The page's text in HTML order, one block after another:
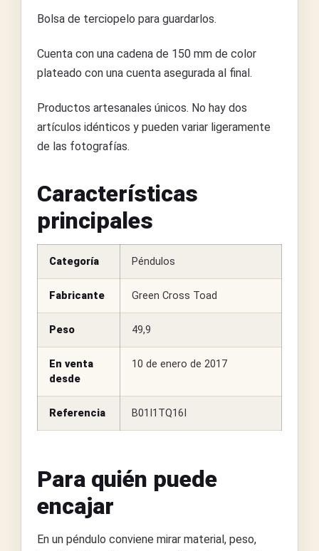
Bolsa de terciopelo para guardarlos.
Cuenta con una cadena de 150 mm de color
plateado con una cuenta asegurada al final.
Productos artesanales únicos. No hay dos
artículos idénticos y pueden variar ligeramente
de las fotografías.
Características
principales
Categoría Péndulos
Fabricante Green Cross Toad
Peso 49,9
En venta
desde
10 de enero de 2017
Referencia B01I1TQ16I
Para quién puede
encajar
En un péndulo conviene mirar material, peso,